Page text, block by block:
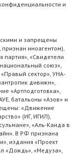
и
и запрещены
иноагентом),
партия», «Свидетели
союз»,
сектор», УНА-
дивижн»,
«Артподготовка»,
батальоны «Азов» и
«Движение
(ИГ, ИГИЛ),
«Аль-Каида в
В РФ признана
издания «Проект
«Дождь», «Медуза»,